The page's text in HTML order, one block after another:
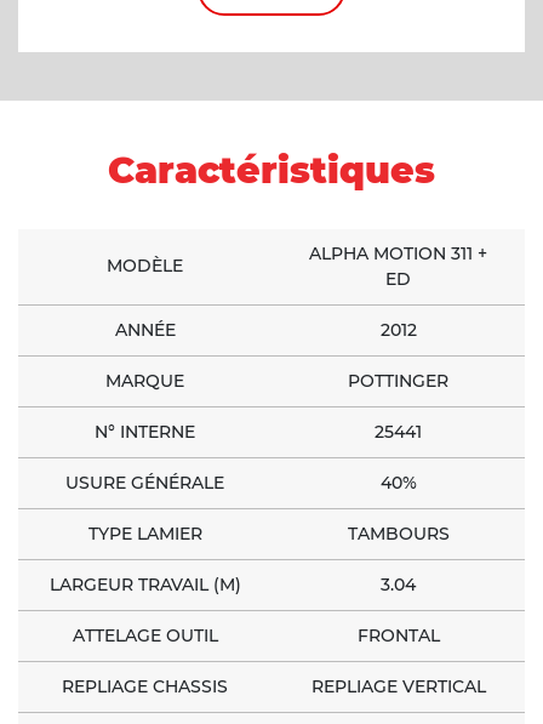
Caractéristiques
MODÈLE
ALPHA MOTION 311 +
ED
ANNÉE 2012
MARQUE POTTINGER
N° INTERNE 25441
USURE GÉNÉRALE 40%
TYPE LAMIER TAMBOURS
LARGEUR TRAVAIL (M) 3.04
ATTELAGE OUTIL FRONTAL
REPLIAGE CHASSIS REPLIAGE VERTICAL